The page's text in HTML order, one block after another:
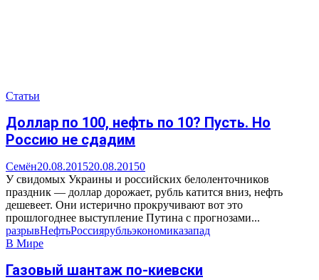
Статьи
Доллар по 100, нефть по 10? Пусть. Но
Россию не сдадим
Семён20.08.201520.08.20150
У свидомых Украины и российских белоленточников
праздник — доллар дорожает, рубль катится вниз, нефть
дешевеет. Они истерично прокручивают вот это
прошлогоднее выступление Путина с прогнозами...
разрывНефтьРоссиярубльэкономиказапад
В Мире
Газовый шантаж по-киевски